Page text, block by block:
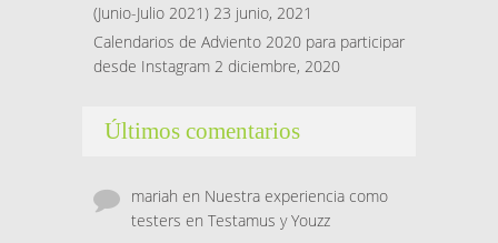
(Junio-Julio 2021) 23 junio, 2021
Calendarios de Adviento 2020 para participar
desde Instagram 2 diciembre, 2020
Últimos comentarios
mariah en Nuestra experiencia como
testers en Testamus y Youzz